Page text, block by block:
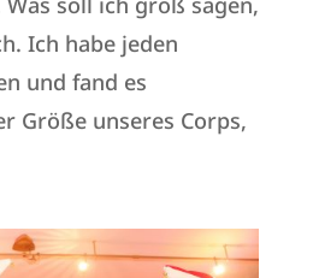
Ich habe jeden
und fand es
Größe unseres Corps,